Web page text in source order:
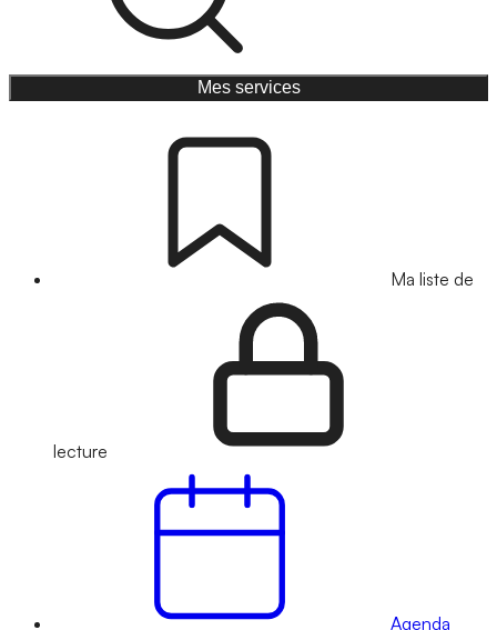
Mes services
Ma liste de
lecture
Agenda